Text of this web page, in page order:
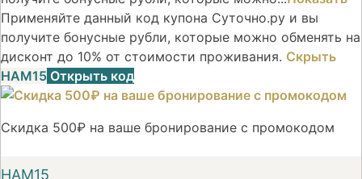
Применяйте данный код купона Суточно.ру и вы
получите бонусные рубли, которые можно обменять на
дисконт до 10% от стоимости проживания. Скрыть
НАМ15 Открыть код
Скидка 500₽ на ваше бронирование с промокодом
НАМ15